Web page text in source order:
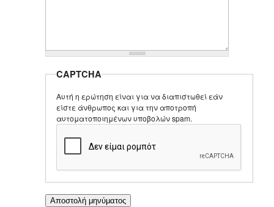
CAPTCHA
Αυτή η ερώτηση είναι για να διαπιστωθεί εάν
είστε άνθρωπος και για την αποτροπή
αυτοματοποιημένων υποβολών spam.